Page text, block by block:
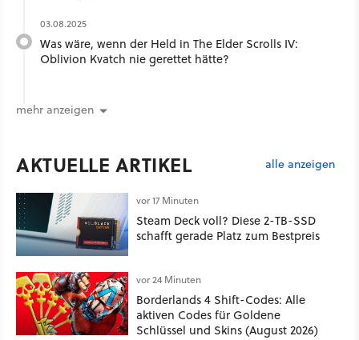
03.08.2025
Was wäre, wenn der Held in The Elder Scrolls IV:
Oblivion Kvatch nie gerettet hätte?
mehr anzeigen
AKTUELLE ARTIKEL alle anzeigen
vor 17 Minuten
Steam Deck voll? Diese 2-TB-SSD
schafft gerade Platz zum Bestpreis
vor 24 Minuten
Borderlands 4 Shift-Codes: Alle
aktiven Codes für Goldene
Schlüssel und Skins (August 2026)